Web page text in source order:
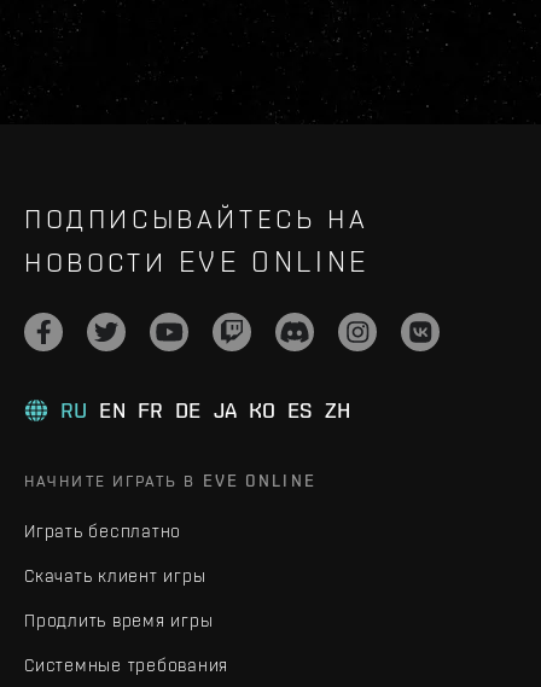
ПОДПИСЫВАЙТЕСЬ НА
НОВОСТИ EVE ONLINE
RU EN FR DE JA KO ES ZH
НАЧНИТЕ ИГРАТЬ В EVE ONLINE
Играть бесплатно
Скачать клиент игры
Продлить время игры
Системные требования